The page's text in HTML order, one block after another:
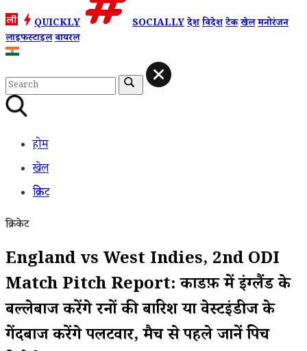
QUICKLY SOCIALLYदेशविदेशटेकखेलमनोरंजन
लाइफस्टाइलवायरल
होम
खेल
क्रिकेट
क्रिकेट
England vs West Indies, 2nd ODI
Match Pitch Report: कार्डिफ़ में इंग्लैंड के
बल्लेबाज करेंगे रनों की बारिश या वेस्टइंडीज के
गेंदबाज करेंगे पलटवार, मैच से पहले जानें पिच